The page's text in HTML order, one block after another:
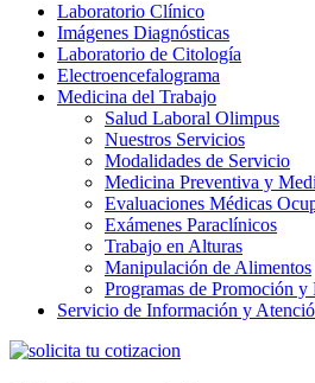
Laboratorio Clínico
Imágenes Diagnósticas
Laboratorio de Citología
Electroencefalograma
Medicina del Trabajo
Salud Laboral Olimpus
Nuestros Servicios
Modalidades de Servicio
Medicina Preventiva y
Evaluaciones Médicas
Exámenes Paraclínicos
Trabajo en Alturas
Manipulación de Alimentos
Programas de Promoción y
Servicio de Información y